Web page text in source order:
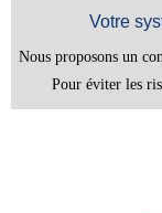
Votre
Nous proposons un
Pour éviter les